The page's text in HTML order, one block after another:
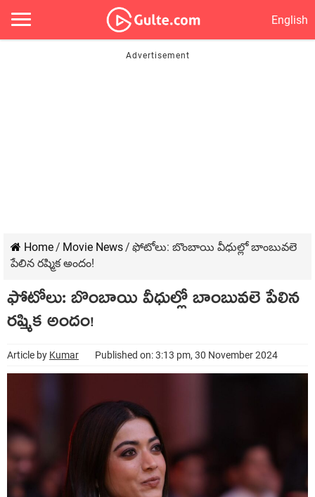
English
Home/ Movie News/ ఫోటోలు: బొంబాయి వీధుల్లో బాంబువలె
పేలిన రష్మిక అందం!
ఫోటోలు: బొంబాయి వీధుల్లో బాంబువలె పేలిన
రష్మిక అందం!
Article by Kumar Published on: 3:13 pm, 30 November 2024